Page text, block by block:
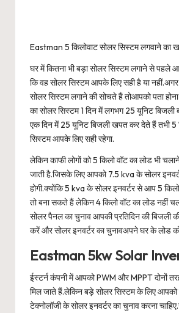
Eastman 5 किलोवाट सोलर सिस्टम लगवाने का
घर में कितना भी बड़ा सोलर सिस्टम लगाने से पहले
कि वह सोलर सिस्टम आपके लिए सही है या
सोलर सिस्टम लगाने की सोचते हैं तोआपको पता होना
का सोलर सिस्टम 1 दिन में लगभग 25 यूनिट
एक दिन में 25 यूनिट बिजली खपत कर देते हैं तभी 5
सिस्टम आपके लिए सही रहेगा.
लेकिन काफी लोगों को 5 किलो वॉट का लोड भी
जाती है.जिसके लिए आपको 7.5 kva के सोलर
होगी.क्योंकि 5 kva के सोलर इनवर्टर से आप 5
तो बना सकते हैं लेकिन 4 किलो वॉट का लोड नहीं
सोलर पैनल का चुनाव आपकी प्रतिदिन की बिजली
करें और सोलर इनवर्टर का चुनावअपने घर के लोड
Eastman 5kw Solar
ईस्टर्न कंपनी में आपको PWM और MPPT दोनों
मिल जाते हैं.लेकिन बड़े सोलर सिस्टम के लिए आपको
टेक्नोलॉजी के सोलर इनवर्टर का चुनाव करना